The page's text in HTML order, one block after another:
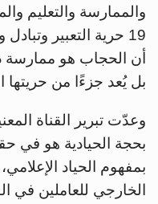
والممارسة والتعليم
19 حرية التعبير
أن الحجاب هو ممارسة
بل يُعد جزءًا من
وعدّت تبرير القناة
بحجة الحيادية هو في
بمفهوم الحياد
الخارجي للعاملين في